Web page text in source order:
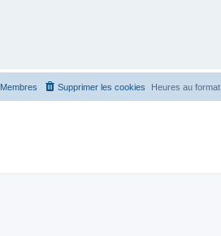
Heures au format
Supprimer les cookies
Membres